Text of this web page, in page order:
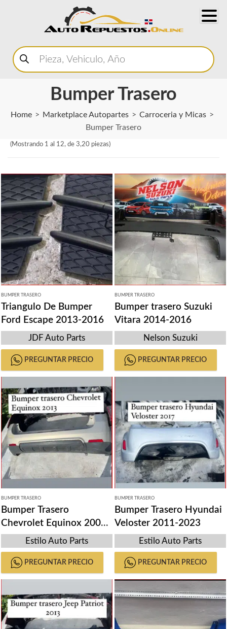
Buscar
productos
Bumper Trasero
Home Marketplace Autopartes
Carroceria y Micas
Bumper Trasero
(Mostrando 1 al 12, de 3,20 piezas)
BUMPER TRASERO
Triangulo De Bumper
Ford Escape 2013-2016
JDF Auto Parts
PREGUNTAR PRECIO
BUMPER TRASERO
Bumper trasero Suzuki
Vitara 2014-2016
Nelson Suzuki
PREGUNTAR PRECIO
BUMPER TRASERO
Bumper Trasero
Chevrolet Equinox 2004-
2017 Estilo Auto Parts
PREGUNTAR PRECIO
BUMPER TRASERO
Bumper Trasero Hyundai
Veloster 2011-2023
Estilo Auto Parts
PREGUNTAR PRECIO